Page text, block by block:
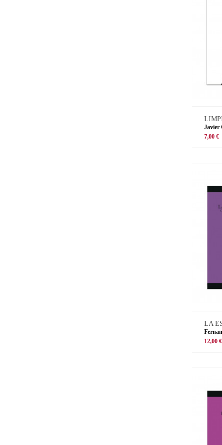
Javier
7,00 €
LA
12,00 €